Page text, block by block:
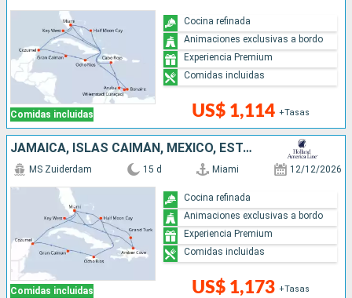
Comidas incluidas US$ 1,114 +Tasas
Cocina refinada
Animaciones exclusivas a bordo
Experiencia Premium
Comidas incluidas
JAMAICA, ISLAS CAIMÁN, MÉXICO, ESTADOS UNIDOS, REPÚBLICA DOMINICANA, BAHAMAS
Comidas incluidas
MS Zuiderdam 15 d Miami 12/12/2026
US$ 1,173 +Tasas
Cocina refinada
Animaciones exclusivas a bordo
Experiencia Premium
Comidas incluidas